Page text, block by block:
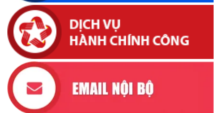
(22/05/2026, 16:40)
Lịch tiếp công dân của Chủ tịch UBND xã Krông Bông trong
tháng 05/2026
(26/05/2026, 15:43)
Lịch tiếp công dân định kỳ của Chủ tịch Ủy ban nhân dân xã
Krông Bông tháng 04 năm 2026
(16/04/2026, 17:00)